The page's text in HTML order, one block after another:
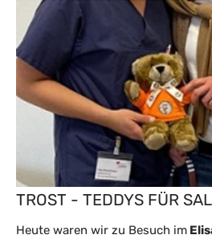
TROST - TEDDYS FÜR
Heute waren wir zu Besuch im